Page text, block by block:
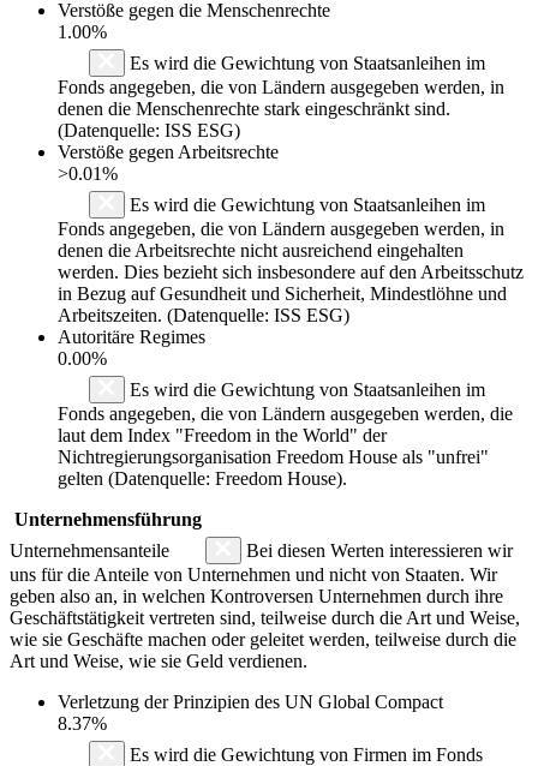
Verstöße gegen die Menschenrechte
1.00%
Es wird die Gewichtung von Staatsanleihen im
Fonds angegeben, die von Ländern ausgegeben werden, in
denen die Menschenrechte stark eingeschränkt sind.
(Datenquelle: ISS ESG)
Verstöße gegen Arbeitsrechte
>0.01%
Es wird die Gewichtung von Staatsanleihen im
Fonds angegeben, die von Ländern ausgegeben werden, in
denen die Arbeitsrechte nicht ausreichend eingehalten
werden. Dies bezieht sich insbesondere auf den Arbeitsschutz
in Bezug auf Gesundheit und Sicherheit, Mindestlöhne und
Arbeitszeiten. (Datenquelle: ISS ESG)
Autoritäre Regimes
0.00%
Es wird die Gewichtung von Staatsanleihen im
Fonds angegeben, die von Ländern ausgegeben werden, die
laut dem Index "Freedom in the World" der
Nichtregierungsorganisation Freedom House als "unfrei"
gelten (Datenquelle: Freedom House).
Unternehmensführung
Unternehmensanteile
Bei diesen Werten interessieren wir
uns für die Anteile von Unternehmen und nicht von Staaten. Wir
geben also an, in welchen Kontroversen Unternehmen durch ihre
Geschäftstätigkeit vertreten sind, teilweise durch die Art und Weise,
wie sie Geschäfte machen oder geleitet werden, teilweise durch die
Art und Weise, wie sie Geld verdienen.
Verletzung der Prinzipien des UN Global Compact
8.37%
Es wird die Gewichtung von Firmen im Fonds